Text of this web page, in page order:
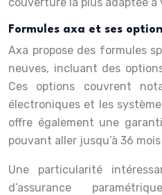
Formules axa et ses
Axa propose des formules
neuves, incluant des
Ces options couvrent
électroniques et les
offre également une
pouvant aller jusqu’à 36
Une particularité
d’assurance